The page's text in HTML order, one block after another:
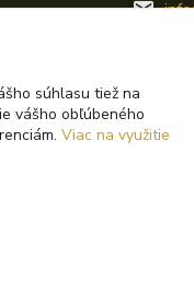
súhlasu tiež na
vášho obľúbeného
Viac na využitie